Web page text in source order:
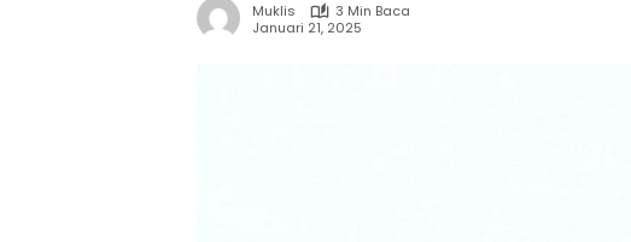
Muklis
3 Min Baca
Januari 21, 2025